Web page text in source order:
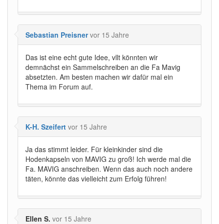
Sebastian Preisner vor 15 Jahre
Das ist eine echt gute Idee, vllt könnten wir
demnächst ein Sammelschreiben an die Fa Mavig
absetzten. Am besten machen wir dafür mal ein
Thema im Forum auf.
K-H. Szeifert vor 15 Jahre
Ja das stimmt leider. Für kleinkinder sind die
Hodenkapseln von MAVIG zu groß! Ich werde mal die
Fa. MAVIG anschreiben. Wenn das auch noch andere
täten, könnte das vielleicht zum Erfolg führen!
Ellen S. vor 15 Jahre